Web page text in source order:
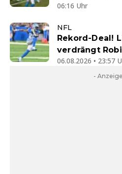
06:16 Uhr
NFL
Rekord-Deal!
verdrängt
06.08.2026 • 23:57
-